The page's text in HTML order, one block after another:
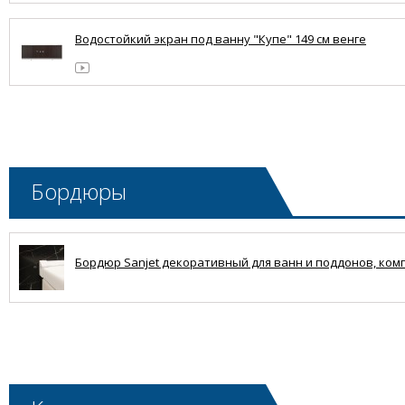
Водостойкий экран под ванну "Купе" 149 см венге
Бордюры
Бордюр Sanjet декоративный для ванн и поддонов,